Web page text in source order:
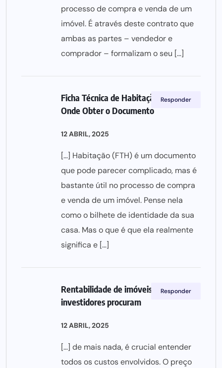
processo de compra e venda de um
imóvel. É através deste contrato que
ambas as partes – vendedor e
comprador – formalizam o seu […]
Ficha Técnica de Habitação: Como e
Onde Obter o Documento
12 ABRIL, 2025
[…] Habitação (FTH) é um documento
que pode parecer complicado, mas é
bastante útil no processo de compra
e venda de um imóvel. Pense nela
como o bilhete de identidade da sua
casa. Mas o que é que ela realmente
significa e […]
Responder
Rentabilidade de imóveis: o que os
investidores procuram
12 ABRIL, 2025
[…] de mais nada, é crucial entender
todos os custos envolvidos. O preço
Responder